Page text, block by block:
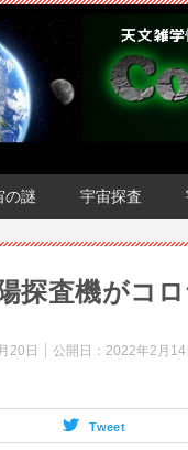
の謎 宇宙探査
探査機がコ
20日 公開日： 2022年2月14
Tweet